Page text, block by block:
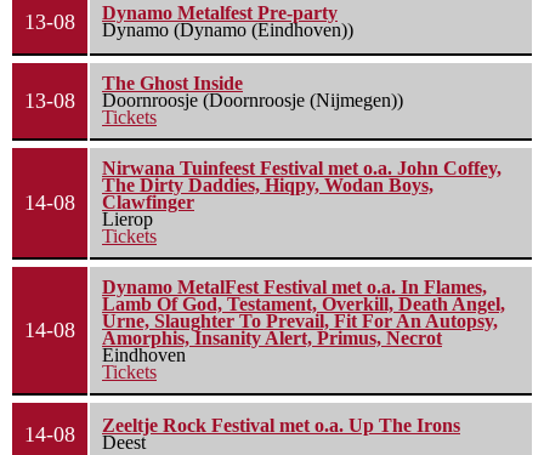
13-08
Dynamo Metalfest Pre-party
Dynamo (Dynamo (Eindhoven))
13-08
The Ghost Inside
Doornroosje (Doornroosje (Nijmegen))
Tickets
14-08
Nirwana Tuinfeest Festival met o.a. John Coffey,
The Dirty Daddies, Hiqpy, Wodan Boys,
Clawfinger
Lierop
Tickets
14-08
Dynamo MetalFest Festival met o.a. In Flames,
Lamb Of God, Testament, Overkill, Death Angel,
Urne, Slaughter To Prevail, Fit For An Autopsy,
Amorphis, Insanity Alert, Primus, Necrot
Eindhoven
Tickets
14-08
Zeeltje Rock Festival met o.a. Up The Irons
Deest